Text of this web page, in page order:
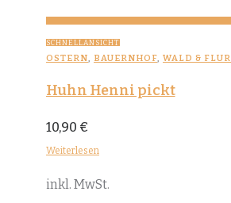
SCHNELLANSICHT
OSTERN, BAUERNHOF, WALD & FLUR
Huhn Henni pickt
10,90 €
Weiterlesen
inkl. MwSt.